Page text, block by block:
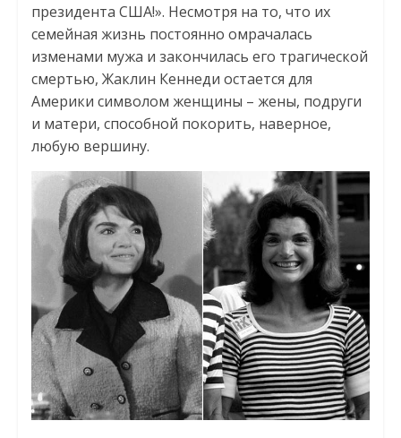
президента США!». Несмотря на то, что их
семейная жизнь постоянно омрачалась
изменами мужа и закончилась его трагической
смертью, Жаклин Кеннеди остается для
Америки символом женщины – жены, подруги
и матери, способной покорить, наверное,
любую вершину.